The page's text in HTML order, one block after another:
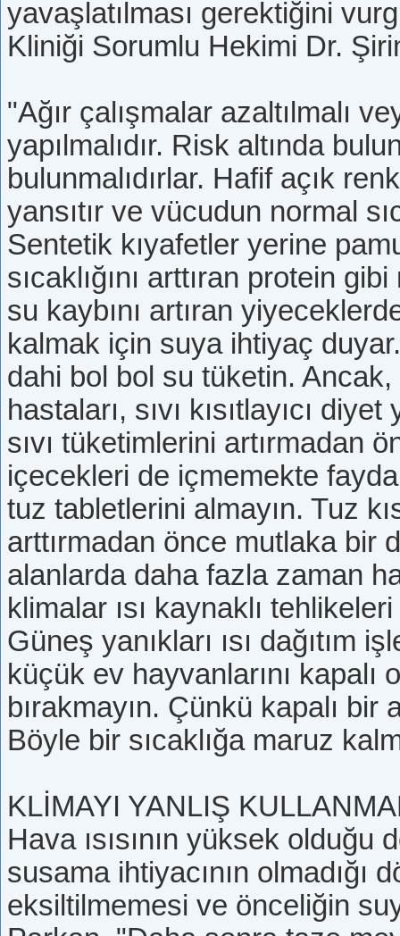
yavaşlatılması gerektiğini
Kliniği Sorumlu Hekimi Dr.
"Ağır çalışmalar azaltılmalı
yapılmalıdır. Risk altında
bulunmalıdırlar. Hafif açık
yansıtır ve vücudun normal
Sentetik kıyafetler yerine
sıcaklığını arttıran protein
su kaybını artıran
kalmak için suya ihtiyaç
dahi bol bol su tüketin.
hastaları, sıvı kısıtlayıcı
sıvı tüketimlerini artırmadan
içecekleri de içmemekte
tuz tabletlerini almayın. Tuz
arttırmadan önce mutlaka bir
alanlarda daha fazla zaman
klimalar ısı kaynaklı
Güneş yanıkları ısı dağıtım
küçük ev hayvanlarını kapalı
bırakmayın. Çünkü kapalı bir
Böyle bir sıcaklığa maruz
KLİMAYI YANLIŞ
Hava ısısının yüksek olduğu
susama ihtiyacının olmadığı
eksiltilmemesi ve önceliğin